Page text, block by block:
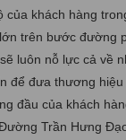
của khách hàng
trên bước đường
luôn nỗ lực cả về
để đưa thương hiệu
đầu của khách
Trần Hưng